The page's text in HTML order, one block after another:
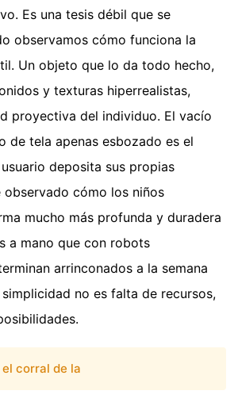
Es una tesis débil que se
observamos cómo funciona la
Un objeto que lo da todo hecho,
y texturas hiperrealistas,
proyectiva del individuo. El vacío
de tela apenas esbozado es el
deposita sus propias
observado cómo los niños
mucho más profunda y duradera
a mano que con robots
arrinconados a la semana
no es falta de recursos,
el corral de la